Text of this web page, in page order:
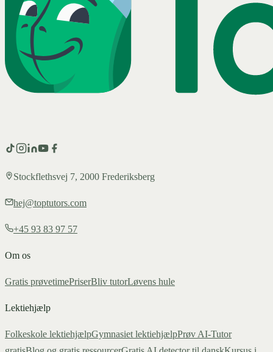
Stockflethsvej 7, 2000 Frederiksberg
hej@toptutors.com
+45 93 83 97 57
Om os
Gratis prøvetimePriserBliv tutorLøvens hule
Lektiehjælp
Folkeskole lektiehjælpGymnasiet lektiehjælpPrøv AI-Tutor